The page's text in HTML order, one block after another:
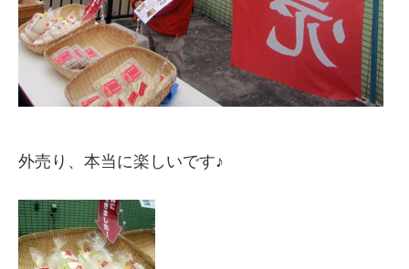
外売り、本当に楽しいです♪